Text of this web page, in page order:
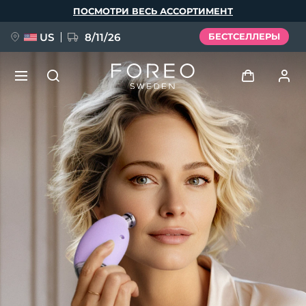
ПОСМОТРИ ВЕСЬ АССОРТИМЕНТ
US 8/11/26 БЕСТСЕЛЛЕРЫ
Профиль пользователя
Мои приборы
Мои заказы
Мои адреса
Мои подписки
НОВИНКА
FAQ™ Pure Beauty-Tech Elixir
BREAKING NEWS
issa™ Teeth Whitening Set
Язык
English Deutsch
Español
Français
Italiano
Português
Svenska
Русский
简体中文 繁體中文